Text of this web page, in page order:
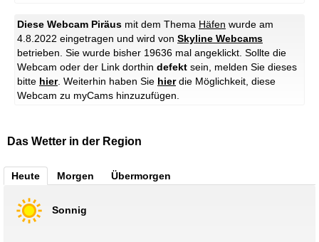
Diese Webcam Piräus mit dem Thema Häfen wurde am
4.8.2022 eingetragen und wird von Skyline Webcams
betrieben. Sie wurde bisher 19636 mal angeklickt. Sollte die
Webcam oder der Link dorthin defekt sein, melden Sie dieses
bitte hier. Weiterhin haben Sie hierdie Möglichkeit, diese
Webcam zu myCams hinzuzufügen.
Das Wetter in der Region
Heute Morgen Übermorgen
Sonnig